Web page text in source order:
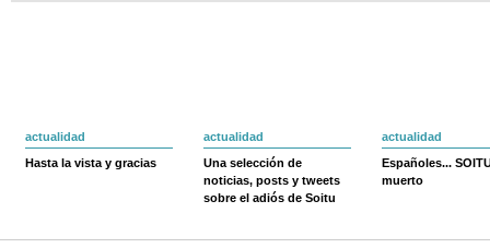
actualidad
Hasta la vista y gracias
actualidad
Una selección de
noticias, posts y tweets
sobre el adiós de Soitu
actualidad
Españoles...
muerto